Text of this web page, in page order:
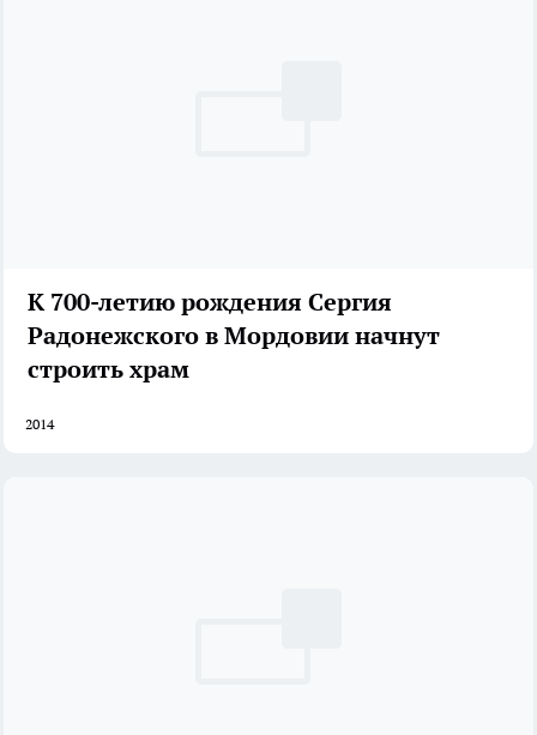
К 700-летию рождения Сергия
Радонежского в Мордовии начнут
строить храм
2014